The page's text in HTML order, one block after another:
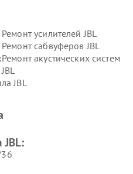
Ремонт усилителей JBL
Ремонт сабвуферов JBL
Ремонт акустических систем
JBL
JBL
JBL: